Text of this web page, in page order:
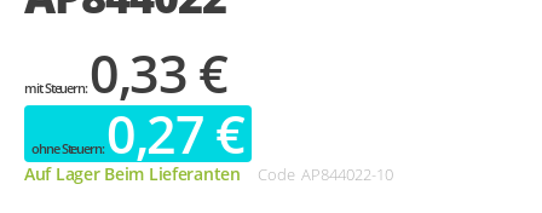
0,33 €
0,27 €
Auf Lager Beim Lieferanten Code AP844022-10